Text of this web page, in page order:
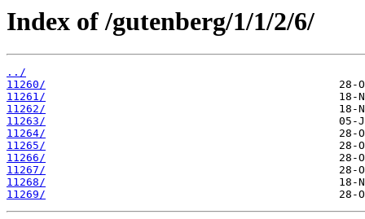
Index of /gutenberg/1/1/2/6/
../
11260/
11261/
11262/
11263/
11264/
11265/
11266/
11267/
11268/
11269/